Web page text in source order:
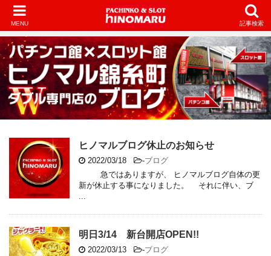
MENU 記事検索
ヒノマルブログ休止のお知らせ
2022/03/18 -ブログ
急ではありますが、 ヒノマルブログ自体の更
新が休止する事になりました。 それに伴い、ブ
...
明日3/14 新台開店OPEN!!
2022/03/13 -ブログ